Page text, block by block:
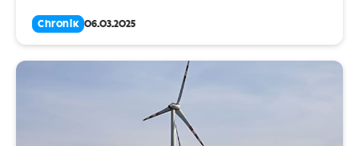
Chronik 06.03.2025